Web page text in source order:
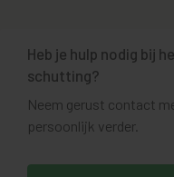
Heb je hulp nodig bij
schutting?
Neem gerust contact
persoonlijk verder.